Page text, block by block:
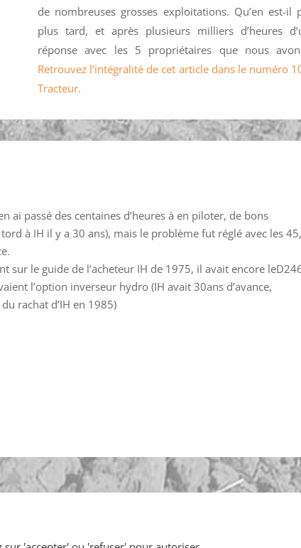
de nombreuses grosses exploitations. Qu’en est-il
plus tard, et après plusieurs milliers d’heures
réponse avec les 5 propriétaires que nous
Retrouvez l’intégralité de cet article dans le numéro
Tracteur.
ai passé des centaines d’heures à en piloter, de bons
à IH il y a 30 ans), mais le problème fut réglé avec les 45,
sur le guide de l’acheteur IH de 1975, il avait encore
l’option inverseur hydro (IH avait 30ans d’avance,
rachat d’IH en 1985)